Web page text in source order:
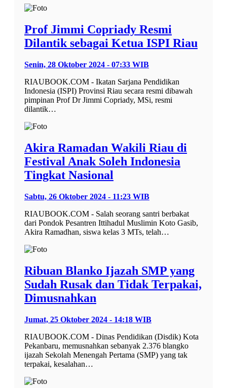
Prof Jimmi Copriady Resmi
Dilantik sebagai Ketua ISPI Riau
Senin, 28 Oktober 2024 - 07:33 WIB
RIAUBOOK.COM - Ikatan Sarjana Pendidikan
Indonesia (ISPI) Provinsi Riau secara resmi dibawah
pimpinan Prof Dr Jimmi Copriady, MSi, resmi
dilantik…
Akira Ramadan Wakili Riau di
Festival Anak Soleh Indonesia
Tingkat Nasional
Sabtu, 26 Oktober 2024 - 11:23 WIB
RIAUBOOK.COM - Salah seorang santri berbakat
dari Pondok Pesantren Ittihadul Muslimin Koto Gasib,
Akira Ramadhan, siswa kelas 3 MTs, telah…
Ribuan Blanko Ijazah SMP yang
Sudah Rusak dan Tidak Terpakai,
Dimusnahkan
Jumat, 25 Oktober 2024 - 14:18 WIB
RIAUBOOK.COM - Dinas Pendidikan (Disdik) Kota
Pekanbaru, memusnahkan sebanyak 2.376 blangko
ijazah Sekolah Menengah Pertama (SMP) yang tak
terpakai, kesalahan…